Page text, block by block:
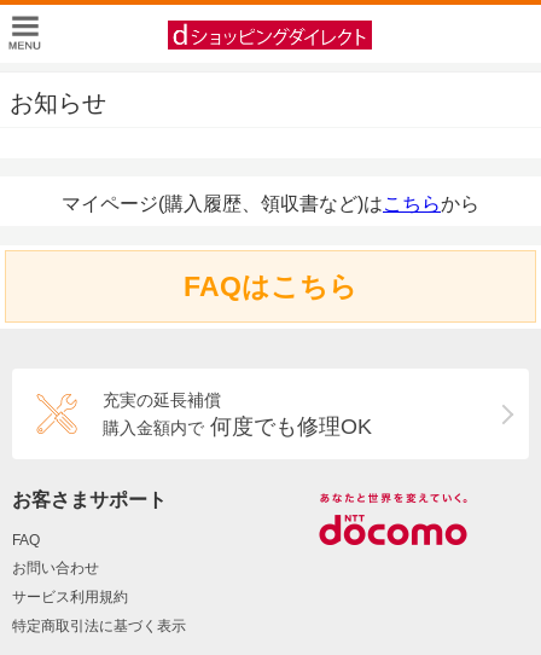
お知らせ
マイページ(購入履歴、領収書など)はこちらから
FAQはこちら
充実の延長補償
購入金額内で 何度でも修理OK
お客さまサポート
FAQ
お問い合わせ
サービス利用規約
特定商取引法に基づく表示